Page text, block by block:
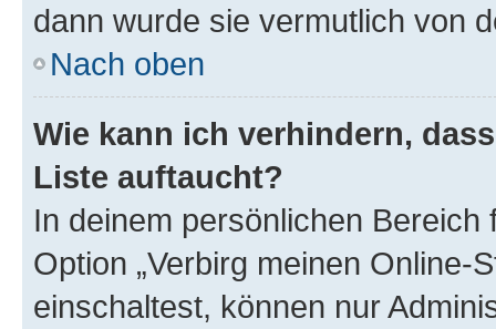
dann wurde sie vermutlich von
Nach oben
Wie kann ich verhindern,
Liste auftaucht?
In deinem persönlichen
Option „Verbirg meinen Online-
einschaltest, können nur